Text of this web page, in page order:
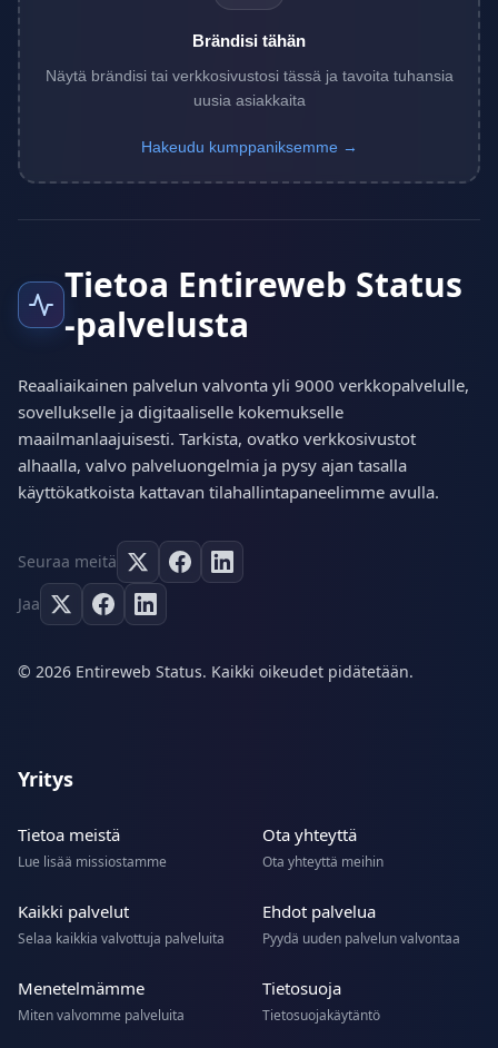
Brändisi tähän
Näytä brändisi tai verkkosivustosi tässä ja tavoita tuhansia
uusia asiakkaita
Hakeudu kumppaniksemme →
Tietoa Entireweb Status
-palvelusta
Reaaliaikainen palvelun valvonta yli 9000 verkkopalvelulle,
sovellukselle ja digitaaliselle kokemukselle
maailmanlaajuisesti. Tarkista, ovatko verkkosivustot
alhaalla, valvo palveluongelmia ja pysy ajan tasalla
käyttökatkoista kattavan tilahallintapaneelimme avulla.
Seuraa meitä
Jaa
© 2026 Entireweb Status. Kaikki oikeudet pidätetään.
Yritys
Tietoa meistä
Lue lisää missiostamme
Ota yhteyttä
Ota yhteyttä meihin
Kaikki palvelut
Selaa kaikkia valvottuja palveluita
Ehdot palvelua
Pyydä uuden palvelun valvontaa
Menetelmämme
Miten valvomme palveluita
Tietosuoja
Tietosuojakäytäntö